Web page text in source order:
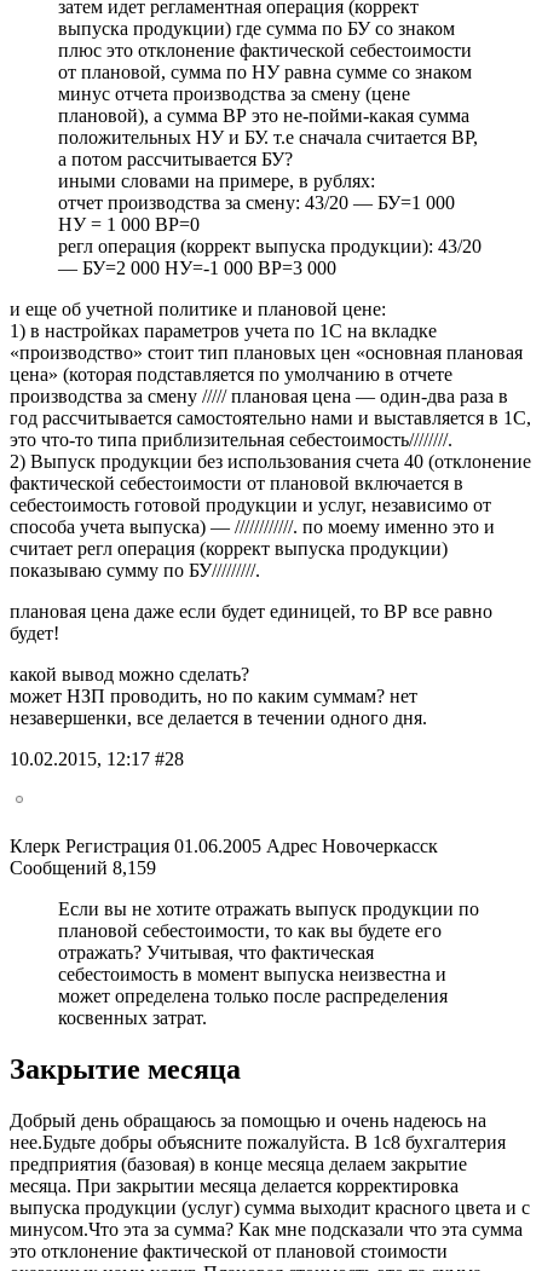
затем идет регламентная операция (коррект
выпуска продукции) где сумма по БУ со знаком
плюс это отклонение фактической себестоимости
от плановой, сумма по НУ равна сумме со знаком
минус отчета производства за смену (цене
плановой), а сумма ВР это не-пойми-какая сумма
положительных НУ и БУ. т.е сначала считается ВР,
а потом рассчитывается БУ?
иными словами на примере, в рублях:
отчет производства за смену: 43/20 — БУ=1 000
НУ = 1 000 ВР=0
регл операция (коррект выпуска продукции): 43/20
— БУ=2 000 НУ=-1 000 ВР=3 000
и еще об учетной политике и плановой цене:
1) в настройках параметров учета по 1С на вкладке
«производство» стоит тип плановых цен «основная плановая
цена» (которая подставляется по умолчанию в отчете
производства за смену ///// плановая цена — один-два раза в
год рассчитывается самостоятельно нами и выставляется в 1С,
это что-то типа приблизительная себестоимость////////.
2) Выпуск продукции без использования счета 40 (отклонение
фактической себестоимости от плановой включается в
себестоимость готовой продукции и услуг, независимо от
способа учета выпуска) — ////////////. по моему именно это и
считает регл операция (коррект выпуска продукции)
показываю сумму по БУ/////////.
плановая цена даже если будет единицей, то ВР все равно
будет!
какой вывод можно сделать?
может НЗП проводить, но по каким суммам? нет
незавершенки, все делается в течении одного дня.
10.02.2015, 12:17 #28
Клерк Регистрация 01.06.2005 Адрес Новочеркасск
Сообщений 8,159
Если вы не хотите отражать выпуск продукции по
плановой себестоимости, то как вы будете его
отражать? Учитывая, что фактическая
себестоимость в момент выпуска неизвестна и
может определена только после распределения
косвенных затрат.
Закрытие месяца
Добрый день обращаюсь за помощью и очень надеюсь на
нее.Будьте добры объясните пожалуйста. В 1с8 бухгалтерия
предприятия (базовая) в конце месяца делаем закрытие
месяца. При закрытии месяца делается корректировка
выпуска продукции (услуг) сумма выходит красного цвета и с
минусом.Что эта за сумма? Как мне подсказали что эта сумма
это отклонение фактической от плановой стоимости